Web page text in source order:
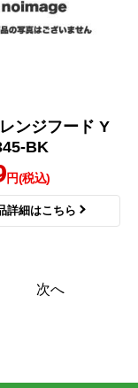
ンジフード Y
BK
円(税込)
詳細はこちら
次へ